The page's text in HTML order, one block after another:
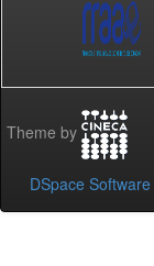
Theme by
DSpace Software